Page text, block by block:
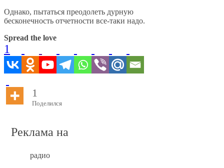
Однако, пытаться преодолеть дурную
бесконечность отчетности все-таки надо.
Spread the love
1
1
Поделился
Реклама на
радио